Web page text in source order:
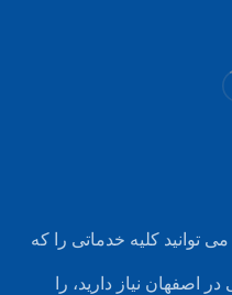
کلیه خدماتی را که
اصفهان نیاز دارید، را